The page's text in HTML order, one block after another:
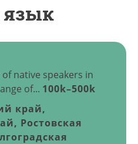
native speakers in
of... 100k–500k
край,
Ростовская